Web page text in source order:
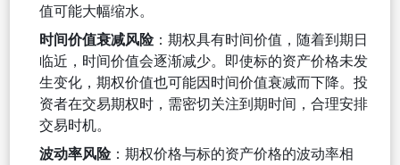
值可能大幅缩水。
时间价值衰减风险：期权具有时间价值，随着到期日
临近，时间价值会逐渐减少。即使标的资产价格未发
生变化，期权价值也可能因时间价值衰减而下降。投
资者在交易期权时，需密切关注到期时间，合理安排
交易时机。
波动率风险：期权价格与标的资产价格的波动率相